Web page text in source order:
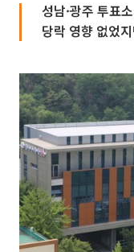
성남·광주 투표
당락 영향 없었